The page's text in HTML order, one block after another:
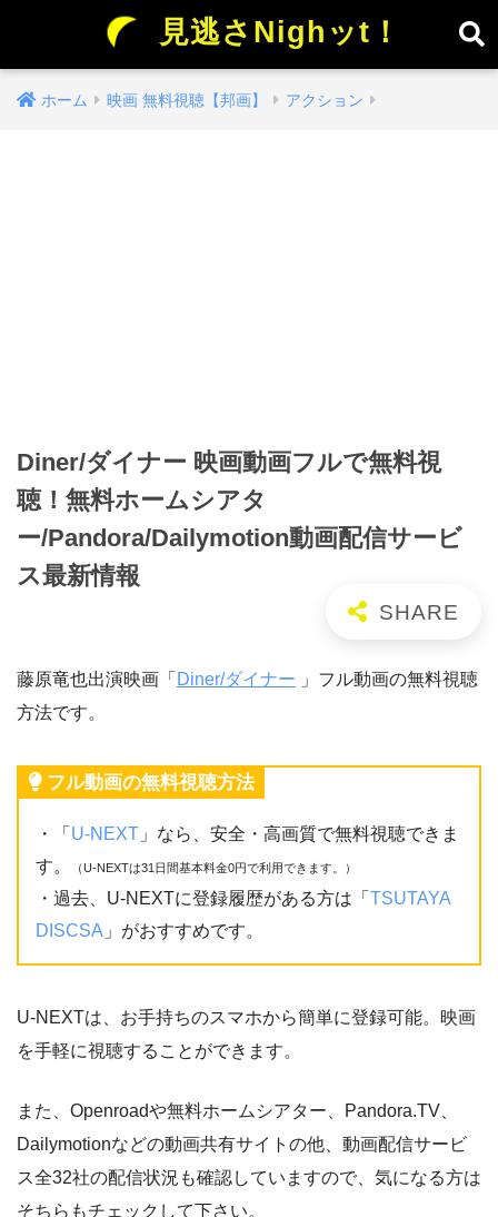
見逃さNighッt！
ホーム 映画 無料視聴【邦画】 アクション
Diner/ダイナー 映画動画フルで無料視
聴！無料ホームシアタ
ー/Pandora/Dailymotion動画配信サービ
ス最新情報
藤原竜也出演映画「 Diner/ダイナー 」フル動画の無料視聴
方法です。
フル動画の無料視聴方法
・「 U-NEXT 」なら、安全・高画質で無料視聴できま
す。
（U-NEXTは31日間基本料金0円で利用できます。）
・過去、U-NEXTに登録履歴がある方は「 TSUTAYA
DISCSA 」がおすすめです。
U-NEXTは、お手持ちのスマホから簡単に登録可能。映画
を手軽に視聴することができます。
また、Openroadや無料ホームシアター、Pandora.TV、
Dailymotionなどの動画共有サイトの他、動画配信サービ
ス全32社の配信状況も確認していますので、気になる方は
そちらもチェックして下さい。